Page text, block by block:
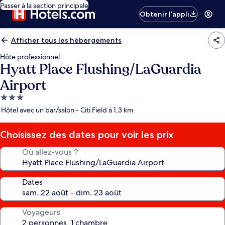
Passer à la section principale
Obtenir l’appli
Afficher tous les hébergements
Hôte professionnel
Hyatt Place Flushing/LaGuardia
Airport
Hébergement
3.0 étoiles
Hôtel avec un bar/salon - Citi Field à 1,3 km
Choisissez des dates pour voir les prix
Où allez-vous ?
Dates
Voyageurs